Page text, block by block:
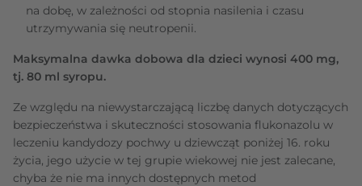
na dobę, w zależności od stopnia nasilenia i czasu
utrzymywania się neutropenii.
Maksymalna dawka dobowa dla dzieci wynosi 400 mg,
tj. 80 ml syropu.
Ze względu na niewystarczającą liczbę danych dotyczących
bezpieczeństwa i skuteczności stosowania flukonazolu w
leczeniu kandydozy pochwy u dziewcząt poniżej 16. roku
życia, jego użycie w tej grupie wiekowej nie jest zalecane,
chyba że nie ma innych dostępnych metod